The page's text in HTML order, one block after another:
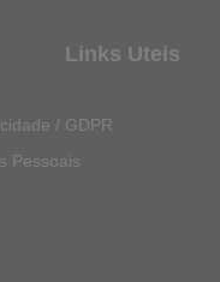
e
o
o
t
Links Uteis
/ GDPR
Pessoais